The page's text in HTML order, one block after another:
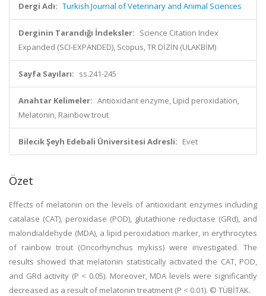
Dergi Adı: Turkish Journal of Veterinary and Animal Sciences
Derginin Tarandığı İndeksler: Science Citation Index
Expanded (SCI-EXPANDED), Scopus, TR DİZİN (ULAKBİM)
Sayfa Sayıları: ss.241-245
Anahtar Kelimeler: Antioxidant enzyme, Lipid peroxidation,
Melatonin, Rainbow trout
Bilecik Şeyh Edebali Üniversitesi Adresli: Evet
Özet
Effects of melatonin on the levels of antioxidant enzymes including
catalase (CAT), peroxidase (POD), glutathione reductase (GRd), and
malondialdehyde (MDA), a lipid peroxidation marker, in erythrocytes
of rainbow trout (Oncorhynchus mykiss) were investigated. The
results showed that melatonin statistically activated the CAT, POD,
and GRd activity (P < 0.05). Moreover, MDA levels were significantly
decreased as a result of melatonin treatment (P < 0.01). © TÜBİTAK.